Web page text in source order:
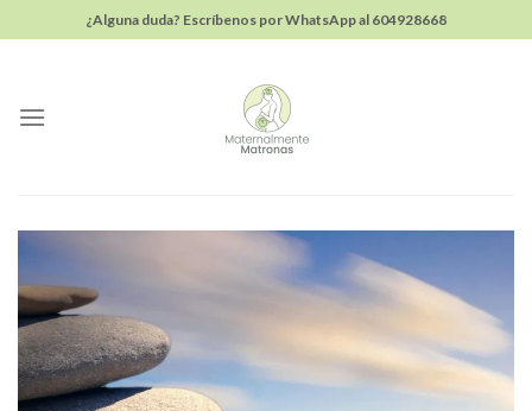
to
¿Alguna duda? Escríbenos por WhatsApp al 604928668